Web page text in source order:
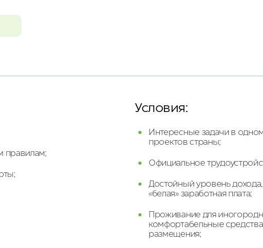
правилам;
Условия:
Интересные задачи в
проектов страны;
Официальное
Достойный уровень
«белая» заработная плата;
Проживание для
комфортабельные
размещения;